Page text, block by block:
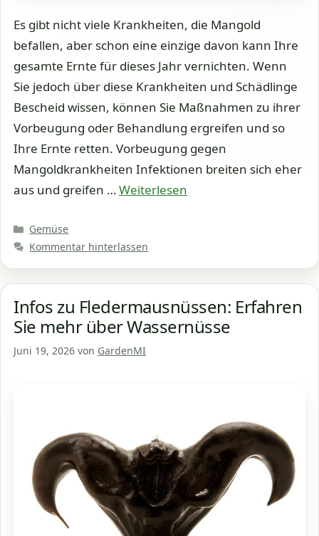
Es gibt nicht viele Krankheiten, die Mangold
befallen, aber schon eine einzige davon kann Ihre
gesamte Ernte für dieses Jahr vernichten. Wenn
Sie jedoch über diese Krankheiten und Schädlinge
Bescheid wissen, können Sie Maßnahmen zu ihrer
Vorbeugung oder Behandlung ergreifen und so
Ihre Ernte retten. Vorbeugung gegen
Mangoldkrankheiten Infektionen breiten sich eher
aus und greifen …Weiterlesen
Kategorien
Gemüse
Kommentar hinterlassen
Infos zu Fledermausnüssen: Erfahren
Sie mehr über Wassernüsse
Juni 19, 2026 von GardenMI